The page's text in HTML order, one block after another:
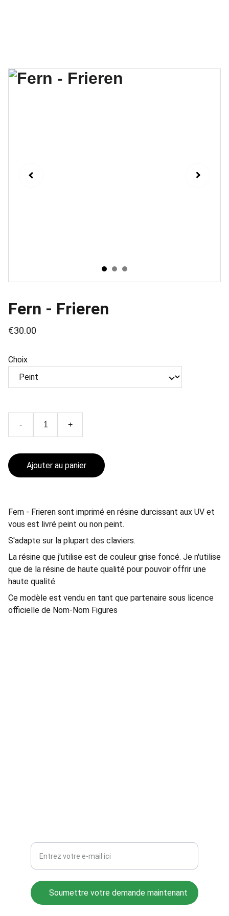
Fern - Frieren
€30.00
Choix
- +
Ajouter au panier
Fern - Frieren sont imprimé en résine durcissant aux UV et
vous est livré peint ou non peint.
S'adapte sur la plupart des claviers.
La résine que j'utilise est de couleur grise foncé. Je n'utilise
que de la résine de haute qualité pour pouvoir offrir une
haute qualité.
Ce modèle est vendu en tant que partenaire sous licence
officielle de Nom-Nom Figures
Soumettre votre demande maintenant